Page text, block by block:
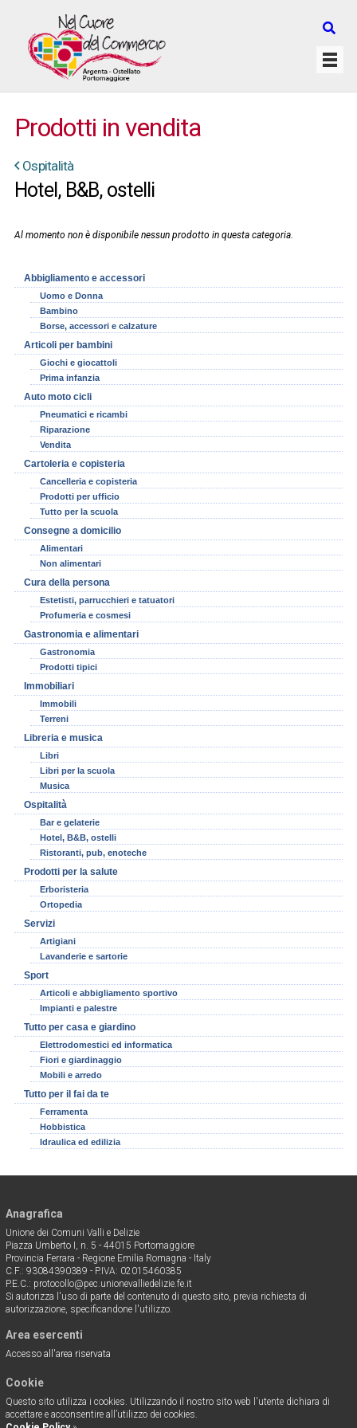
Prodotti in vendita
Ospitalità
Hotel, B&B, ostelli
Al momento non è disponibile nessun prodotto in questa categoria.
Abbigliamento e accessori
Uomo e Donna
Bambino
Borse, accessori e calzature
Articoli per bambini
Giochi e giocattoli
Prima infanzia
Auto moto cicli
Pneumatici e ricambi
Riparazione
Vendita
Cartoleria e copisteria
Cancelleria e copisteria
Prodotti per ufficio
Tutto per la scuola
Consegne a domicilio
Alimentari
Non alimentari
Cura della persona
Estetisti, parrucchieri e tatuatori
Profumeria e cosmesi
Gastronomia e alimentari
Gastronomia
Prodotti tipici
Immobiliari
Immobili
Terreni
Libreria e musica
Libri
Libri per la scuola
Musica
Ospitalità
Bar e gelaterie
Hotel, B&B, ostelli
Ristoranti, pub, enoteche
Prodotti per la salute
Erboristeria
Ortopedia
Servizi
Artigiani
Lavanderie e sartorie
Sport
Articoli e abbigliamento sportivo
Impianti e palestre
Tutto per casa e giardino
Elettrodomestici ed informatica
Fiori e giardinaggio
Mobili e arredo
Tutto per il fai da te
Ferramenta
Hobbistica
Idraulica ed edilizia
Anagrafica
Unione dei Comuni Valli e Delizie
Piazza Umberto I, n. 5 - 44015 Portomaggiore
Provincia Ferrara - Regione Emilia Romagna - Italy
C.F.: 93084390389 - P.IVA: 02015460385
P.E.C.: protocollo@pec.unionevalliedelizie.fe.it
Si autorizza l'uso di parte del contenuto di questo sito, previa richiesta di
autorizzazione, specificandone l'utilizzo.
Area esercenti
Accesso all'area riservata
Cookie
Questo sito utilizza i cookies. Utilizzando il nostro sito web l'utente dichiara di
accettare e acconsentire all’utilizzo dei cookies.